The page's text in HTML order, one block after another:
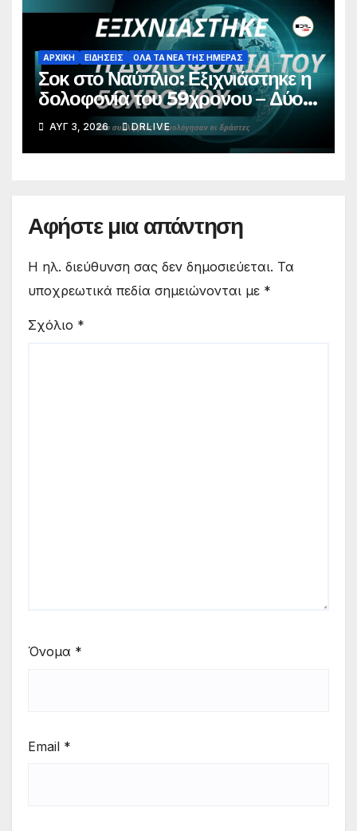
ΑΡΧΙΚΗ ΕΙΔΗΣΕΙΣ ΟΛΑ ΤΑ ΝΕΑ ΤΗΣ ΗΜΕΡΑΣ
Σοκ στο Ναύπλιο: Εξιχνιάστηκε η
δολοφονία του 59χρονου – Δύο
συλλήψεις, ομολόγησαν οι
δράστες
ΑΥΓ 3, 2026 DRLIVE
Αφήστε μια απάντηση
Η ηλ. διεύθυνση σας δεν δημοσιεύεται. Τα
υποχρεωτικά πεδία σημειώνονται με *
Σχόλιο *
Όνομα *
Email *